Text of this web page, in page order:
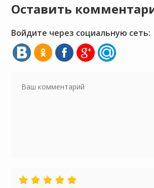
Оставить
Войдите через социальную сеть: